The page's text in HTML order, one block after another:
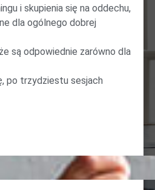
i skupienia się na oddechu,
dla ogólnego dobrej
są odpowiednie zarówno dla
po trzydziestu sesjach